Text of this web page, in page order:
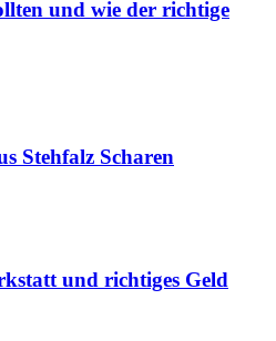
und wie der richtige
Stehfalz Scharen
und richtiges Geld